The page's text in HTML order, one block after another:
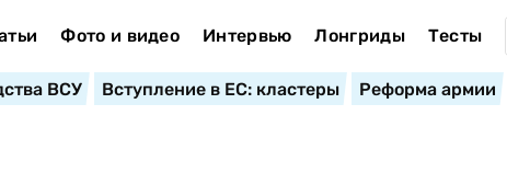
Фото и видео Интервью Лонгриды Тесты
ВСУ Вступление в ЕС: кластеры Реформа армии